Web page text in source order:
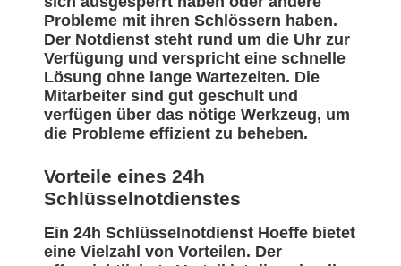
Probleme mit ihren Schlössern haben.
Der Notdienst steht rund um die Uhr zur
Verfügung und verspricht eine schnelle
Lösung ohne lange Wartezeiten. Die
Mitarbeiter sind gut geschult und
verfügen über das nötige Werkzeug, um
die Probleme effizient zu beheben.
Vorteile eines 24h
Schlüsselnotdienstes
Ein 24h Schlüsselnotdienst Hoeffe bietet
eine Vielzahl von Vorteilen. Der